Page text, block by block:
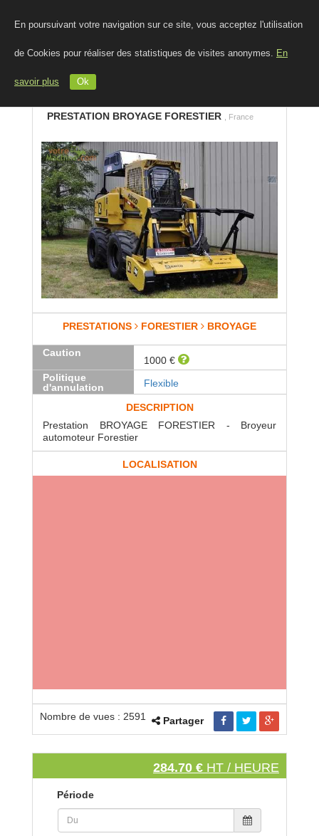
En poursuivant votre navigation sur ce site, vous acceptez l'utilisation
de Cookies pour réaliser des statistiques de visites anonymes. En
savoir plus Ok
PRESTATION BROYAGE FORESTIER , France
PRESTATIONS FORESTIER BROYAGE
Caution
1000 €
Politique
d'annulation
Flexible
DESCRIPTION
Prestation BROYAGE FORESTIER - Broyeur
automoteur Forestier
LOCALISATION
Nombre de vues : 2591 Partager
284.70 € HT / HEURE
Période